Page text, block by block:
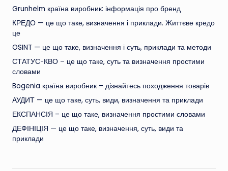
Grunhelm країна виробник: інформація про бренд
КРЕДО — це що таке, визначення і приклади. Життєве кредо
це
OSINT — це що таке, визначення і суть, приклади та методи
СТАТУС-КВО – це що таке, суть та визначення простими
словами
Bogenia країна виробник – дізнайтесь походження товарів
АУДИТ — це що таке, суть, види, визначення та приклади
ЕКСПАНСІЯ – це що таке, визначення простими словами
ДЕФІНІЦІЯ — це що таке, визначення, суть, види та
приклади